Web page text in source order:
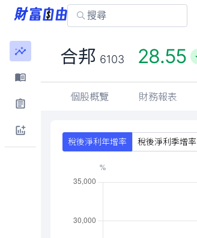
合邦 6103 28.55
個股概覽 財務報表
稅後淨利年增率 稅後淨利季增率